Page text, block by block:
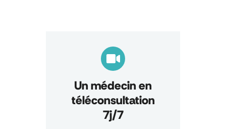
Un médecin en
téléconsultation
7j/7